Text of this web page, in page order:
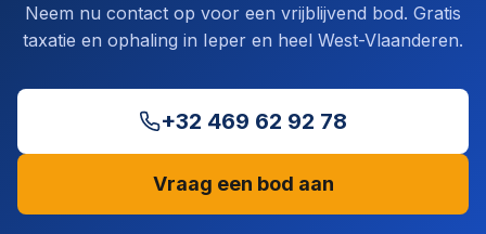
Neem nu contact op voor een vrijblijvend bod. Gratis
taxatie en ophaling in Ieper en heel West-Vlaanderen.
+32 469 62 92 78
Vraag een bod aan